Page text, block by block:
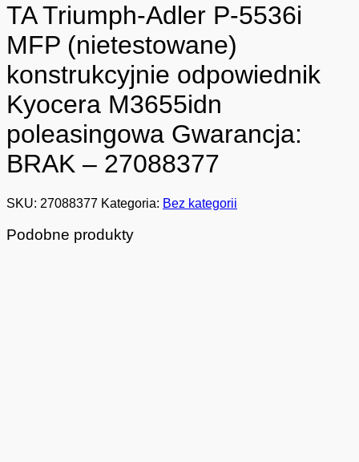
TA Triumph-Adler P-5536i
MFP (nietestowane)
konstrukcyjnie odpowiednik
Kyocera M3655idn
poleasingowa Gwarancja:
BRAK – 27088377
SKU: 27088377 Kategoria: Bez kategorii
Podobne produkty